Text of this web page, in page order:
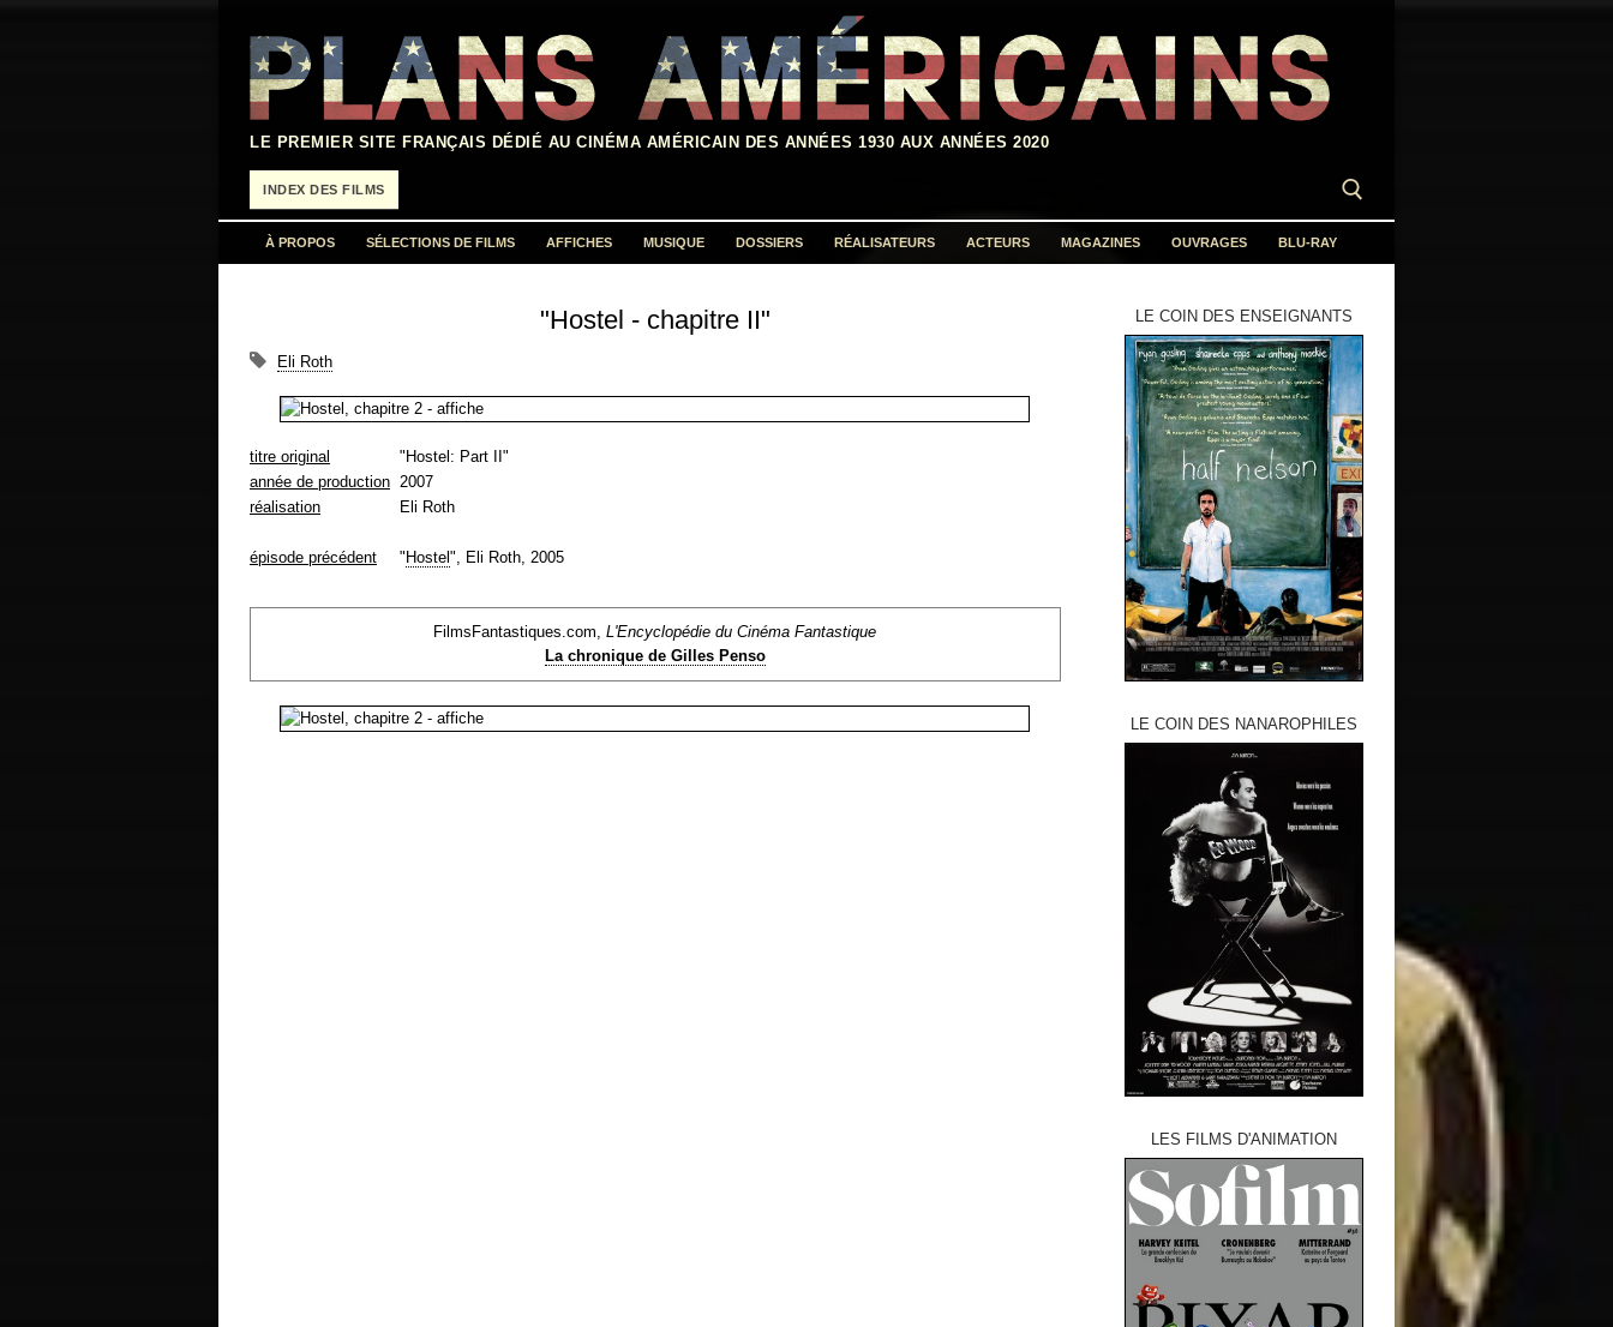
contenu
LE PREMIER SITE FRANÇAIS DÉDIÉ AU CINÉMA AMÉRICAIN DES ANNÉES 1930 AUX ANNÉES 2020
INDEX DES FILMS
À PROPOS SÉLECTIONS DE FILMS AFFICHES MUSIQUE DOSSIERS RÉALISATEURS ACTEURS MAGAZINES OUVRAGES BLU-RAY
"Hostel - chapitre II"
Eli Roth
titre original
"Hostel: Part II"
année de production 2007
réalisation
Eli Roth
épisode précédent " Hostel ", Eli Roth, 2005
FilmsFantastiques.com,L'Encyclopédie du Cinéma Fantastique
La chronique de Gilles Penso
LE COIN DES ENSEIGNANTS
LE COIN DES NANAROPHILES
LES FILMS D'ANIMATION